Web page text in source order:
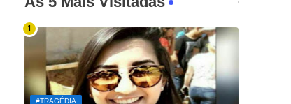
#TRAGÉDIA